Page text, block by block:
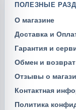
ПОЛЕЗНЫЕ
О магазине
Доставка и
Гарантия и
Обмен и возврат
Отзывы о
Контактная
Политика